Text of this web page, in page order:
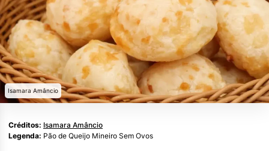
Isamara Amâncio
Créditos: Isamara Amâncio
Legenda: Pão de Queijo Mineiro Sem Ovos